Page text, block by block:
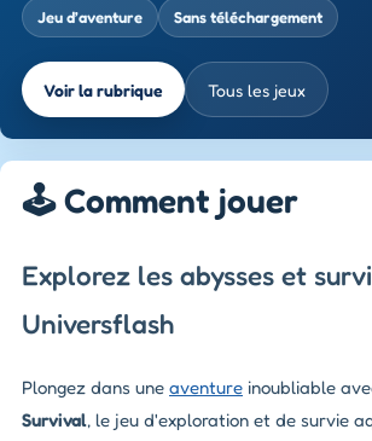
Jeu d’aventure Sans téléchargement
Voir la rubrique Tous les jeux
🕹️ Comment jouer
Explorez les abysses et
Universflash
Plongez dans une aventure inoubliable
Survival, le jeu d'exploration et de survie